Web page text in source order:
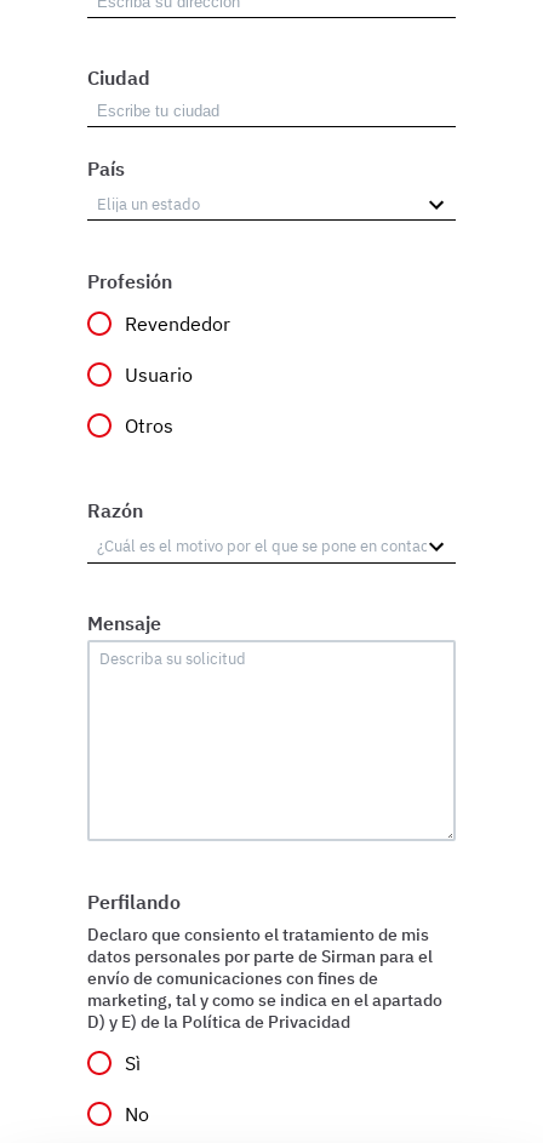
Ciudad
País
Profesión
Revendedor
Usuario
Otros
Razón
Mensaje
Perfilando
Declaro que consiento el tratamiento de mis
datos personales por parte de Sirman para el
envío de comunicaciones con fines de
marketing, tal y como se indica en el apartado
D) y E) de la Política de Privacidad
Sì
No